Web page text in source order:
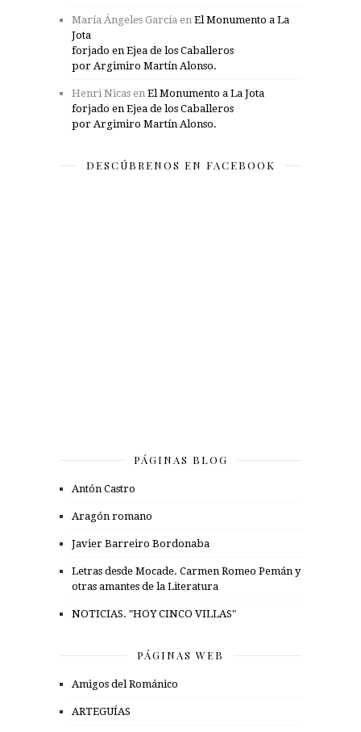
María Ángeles García en El Monumento a La
Jota
forjado en Ejea de los Caballeros
por Argimiro Martín Alonso.
Henri Nicas en El Monumento a La Jota
forjado en Ejea de los Caballeros
por Argimiro Martín Alonso.
DESCÚBRENOS EN FACEBOOK
PÁGINAS BLOG
Antón Castro
Aragón romano
Javier Barreiro Bordonaba
Letras desde Mocade. Carmen Romeo Pemán y
otras amantes de la Literatura
NOTICIAS. "HOY CINCO VILLAS"
PÁGINAS WEB
Amigos del Románico
ARTEGUÍAS